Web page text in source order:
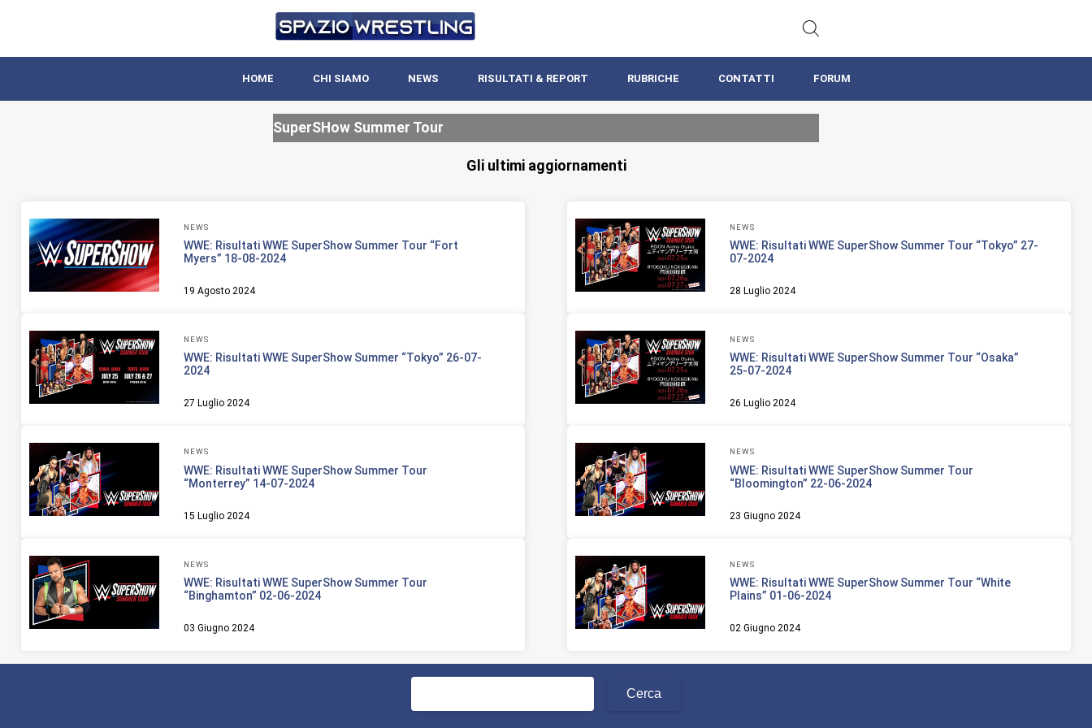
HOME CHI SIAMO NEWS RISULTATI & REPORT RUBRICHE CONTATTI FORUM
SuperSHow Summer Tour
Gli ultimi aggiornamenti
NEWS
WWE: Risultati WWE SuperShow Summer Tour “Fort
Myers” 18-08-2024
19 Agosto 2024
NEWS
WWE: Risultati WWE SuperShow Summer Tour “Tokyo” 27-
07-2024
28 Luglio 2024
NEWS
WWE: Risultati WWE SuperShow Summer “Tokyo” 26-07-
2024
27 Luglio 2024
NEWS
WWE: Risultati WWE SuperShow Summer Tour “Osaka”
25-07-2024
26 Luglio 2024
NEWS
WWE: Risultati WWE SuperShow Summer Tour
“Monterrey” 14-07-2024
15 Luglio 2024
NEWS
WWE: Risultati WWE SuperShow Summer Tour
“Bloomington” 22-06-2024
23 Giugno 2024
NEWS
WWE: Risultati WWE SuperShow Summer Tour
“Binghamton” 02-06-2024
03 Giugno 2024
NEWS
WWE: Risultati WWE SuperShow Summer Tour “White
Plains” 01-06-2024
02 Giugno 2024
Ricerca